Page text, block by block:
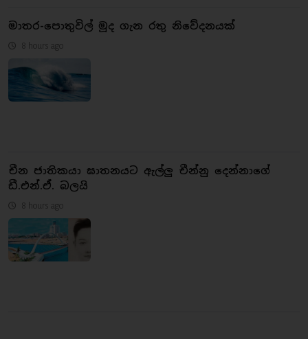
මාතර-පොතුවිල් මූද ගැන රතු නිවේදනයක්
8 hours ago
චීන ජාතිකයා ඝාතනයට ඇල්ලු චීන්නු දෙන්නාගේ
ඩී.එන්.ඒ. බලයි
8 hours ago